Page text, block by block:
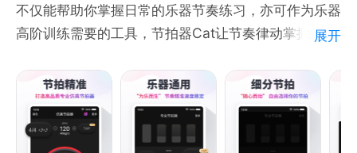
不仅能帮助你掌握日常的乐器节奏练习，亦可作为乐器
高阶训练需要的工具，节拍器Cat让节奏律动掌握如此
他尤克里里等乐器节奏。
【特色功能】
展开